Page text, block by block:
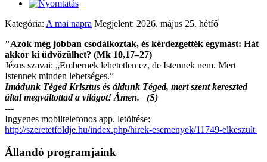
Kategória: A mai napra Megjelent: 2026. május 25. hétfő
"Azok még jobban csodálkoztak, és kérdezgették egymást: Hát
akkor ki üdvözülhet? (Mk 10,17–27)
Jézus szavai: „Embernek lehetetlen ez, de Istennek nem. Mert
Istennek minden lehetséges.”
Imádunk Téged Krisztus és áldunk Téged, mert szent kereszted
által megváltottad a világot! Ámen. (S)
---
Ingyenes mobiltelefonos app. letöltése:
http://szeretetfoldje.hu/index.php/hirek-esemenyek/11749-elkeszult
Állandó programjaink